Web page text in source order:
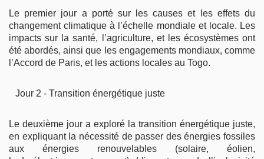
Le premier jour a porté sur les causes et les effets du
changement climatique à l’échelle mondiale et locale. Les
impacts sur la santé, l’agriculture, et les écosystèmes ont
été abordés, ainsi que les engagements mondiaux, comme
l’Accord de Paris, et les actions locales au Togo.
Jour 2 - Transition énergétique juste
Le deuxième jour a exploré la transition énergétique juste,
en expliquant la nécessité de passer des énergies fossiles
aux énergies renouvelables (solaire, éolien,